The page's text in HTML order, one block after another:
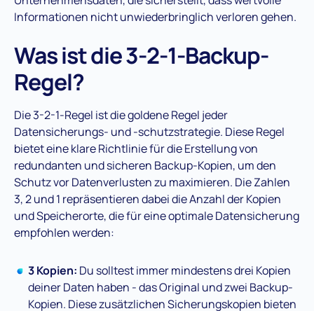
Informationen nicht unwiederbringlich verloren gehen.
Was ist die 3-2-1-Backup-
Regel?
Die 3-2-1-Regel ist die goldene Regel jeder
Datensicherungs- und -schutzstrategie. Diese Regel
bietet eine klare Richtlinie für die Erstellung von
redundanten und sicheren Backup-Kopien, um den
Schutz vor Datenverlusten zu maximieren. Die Zahlen
3, 2 und 1 repräsentieren dabei die Anzahl der Kopien
und Speicherorte, die für eine optimale Datensicherung
empfohlen werden:
3 Kopien: Du solltest immer mindestens drei Kopien
deiner Daten haben - das Original und zwei Backup-
Kopien. Diese zusätzlichen Sicherungskopien bieten